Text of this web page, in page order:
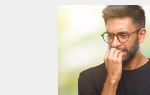
Wellness
Contenido
Adicional